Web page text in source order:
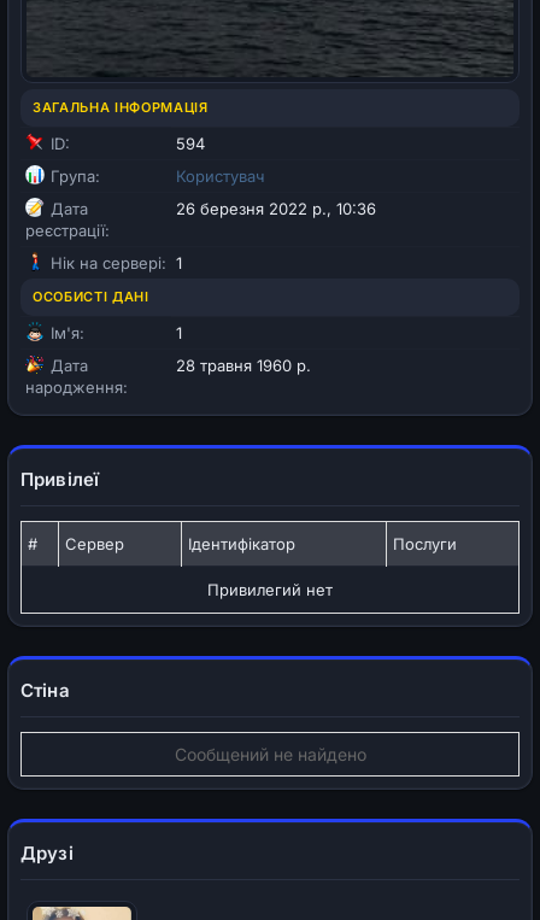
ЗАГАЛЬНА ІНФОРМАЦІЯ
ID:
594
Група:
Користувач
Дата
реєстрації:
26 березня 2022 р., 10:36
Нік на сервері: 1
ОСОБИСТІ ДАНІ
Ім'я:
1
Дата
народження:
28 травня 1960 р.
Привілеї
# Сервер Ідентифікатор Послуги
Привилегий нет
Стіна
Сообщений не найдено
Друзі